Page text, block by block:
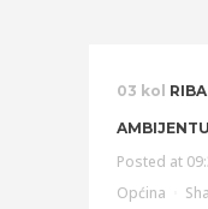
03 kol
AMBIJENTU
Posted at
Općina